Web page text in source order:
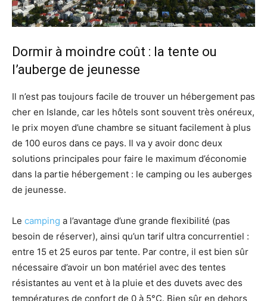
Dormir à moindre coût : la tente ou
l’auberge de jeunesse
Il n’est pas toujours facile de trouver un hébergement pas
cher en Islande, car les hôtels sont souvent très onéreux,
le prix moyen d’une chambre se situant facilement à plus
de 100 euros dans ce pays. Il va y avoir donc deux
solutions principales pour faire le maximum d’économie
dans la partie hébergement : le camping ou les auberges
de jeunesse.
Le camping a l’avantage d’une grande flexibilité (pas
besoin de réserver), ainsi qu’un tarif ultra concurrentiel :
entre 15 et 25 euros par tente. Par contre, il est bien sûr
nécessaire d’avoir un bon matériel avec des tentes
résistantes au vent et à la pluie et des duvets avec des
températures de confort de 0 à 5°C. Bien sûr en dehors